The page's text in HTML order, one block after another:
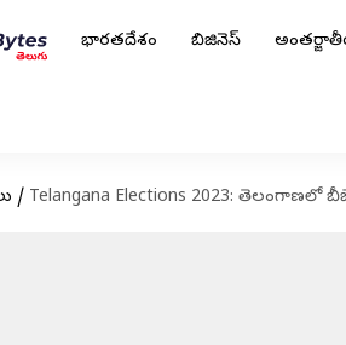
భారతదేశం బిజినెస్
/ Telangana Elections 2023: తెలంగాణలో